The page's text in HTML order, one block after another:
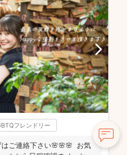
フレンドリー
ご連絡下さい🌸🌸🌸 お気